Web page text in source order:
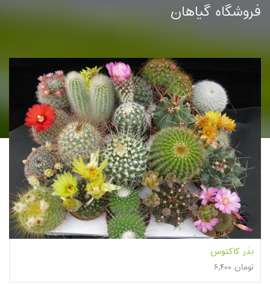
فروشگاه گیاهان
غنچه گل محمدی (بسته بندی 75 گرمی)
۳۹,۸۰۰ تومان